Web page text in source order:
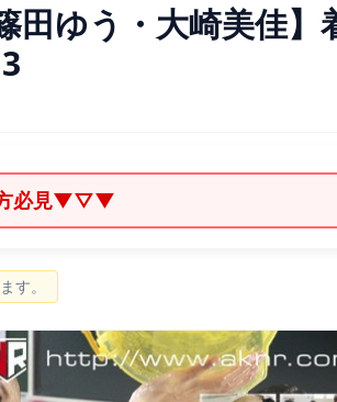
田ゆう・大崎美佳】
必見▼▽▼
す。